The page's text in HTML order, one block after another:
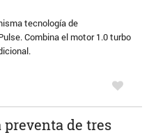
tecnología de
Combina el motor 1.0 turbo
de tres